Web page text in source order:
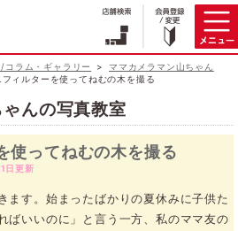
コラム・ギャラリー
ママカメラマン山ちゃん
フィルターを使ってねむの木を撮る
んの写真教室
使ってねむの木を撮る
更新
ます。始まったばかりの夏休みに子供た
ばいいのに」と言う一方、私のママ友の